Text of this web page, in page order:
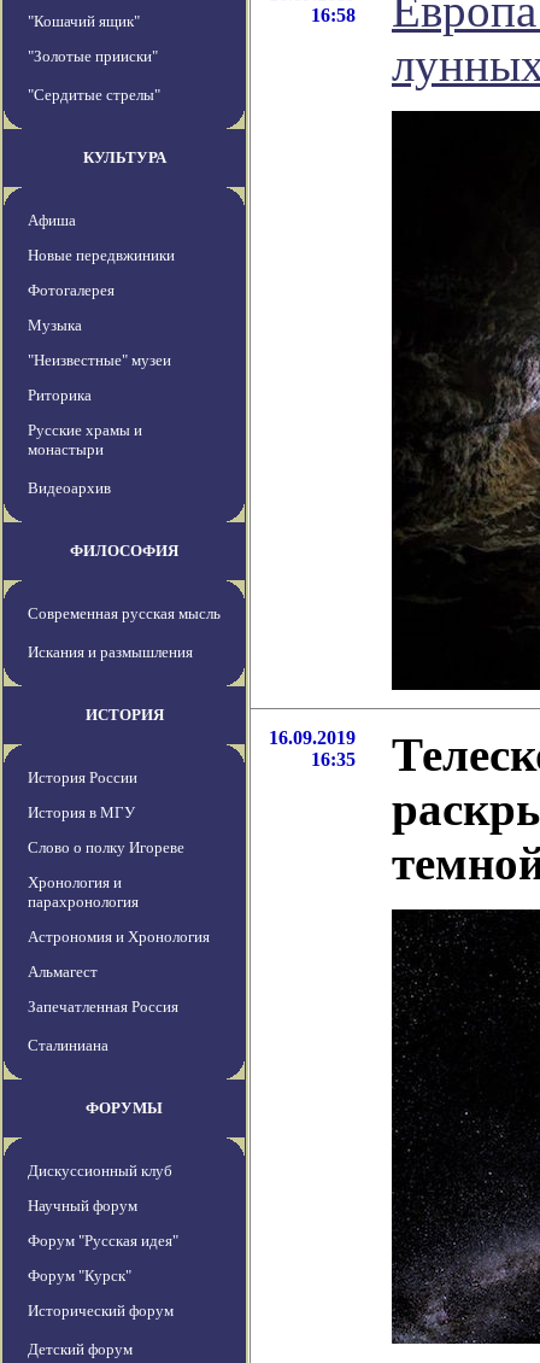
"Кошачий ящик"
"Золотые прииски"
"Сердитые стрелы"
КУЛЬТУРА
Афиша
Новые передвжиники
Фотогалерея
Музыка
"Неизвестные" музеи
Риторика
Русские храмы и
монастыри
Видеоархив
ФИЛОСОФИЯ
Современная русская мысль
Искания и размышления
ИСТОРИЯ
История России
История в МГУ
Слово о полку Игореве
Хронология и
парахронология
Астрономия и Хронология
Альмагест
Запечатленная Россия
Сталиниана
ФОРУМЫ
Дискуссионный клуб
Научный форум
Форум "Русская идея"
Форум "Курск"
Исторический форум
Детский форум
16:58
16.09.2019
16:35